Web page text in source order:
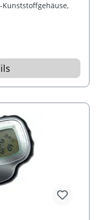
Kunststoffgehäuse,